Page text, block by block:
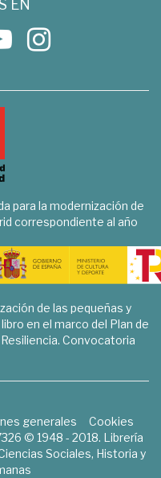
EN
para la modernización de
correspondiente al año
de las pequeñas y
en el marco del Plan de
Convocatoria
generales
Cookies
© 1948 - 2018. Librería
Sociales, Historia y